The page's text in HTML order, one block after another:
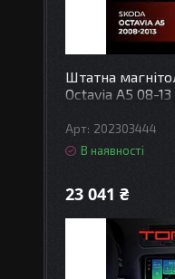
Штатна
Octavia A5 08-
202303444
В наявності
23 041 ₴